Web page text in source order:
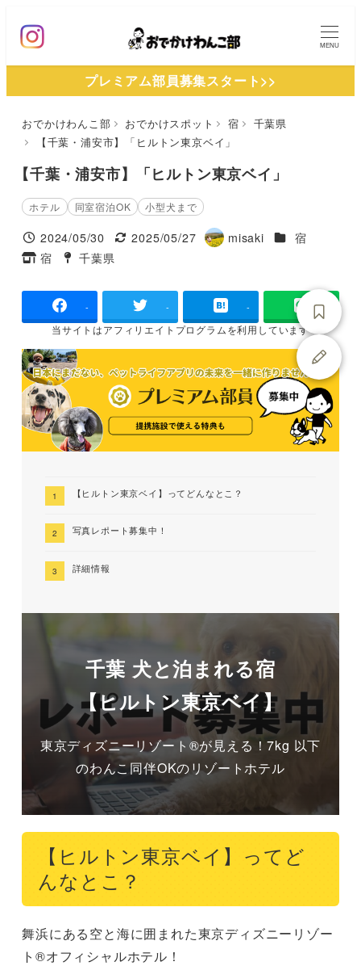
ン
MENU
プレミアム部員募集スタート>>
おでかけわんこ部 おでかけスポット 宿
千葉県
【千葉・浦安市】「ヒルトン東京ベイ」
【千葉・浦安市】「ヒルトン東京ベイ」
ホテル 同室宿泊OK 小型犬まで
投稿日
2024/05/30
更新日
2025/05/27
著
misaki 施設ジャンル
宿
タグ
宿
タグ
千葉県
- - -
当サイトはアフィリエイトプログラムを利用しています
【ヒルトン東京ベイ】ってどんなとこ？
写真レポート募集中！
詳細情報
千葉 犬と泊まれる宿
【ヒルトン東京ベイ】
東京ディズニーリゾート®が見える！7kg 以下
のわんこ同伴OKのリゾートホテル
【ヒルトン東京ベイ】ってど
んなとこ？
舞浜にある空と海に囲まれた東京ディズニーリゾー
ト®オフィシャルホテル！